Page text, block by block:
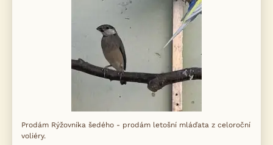
Prodám Rýžovníka šedého - prodám letošní mláďata z celoroční
voliéry.